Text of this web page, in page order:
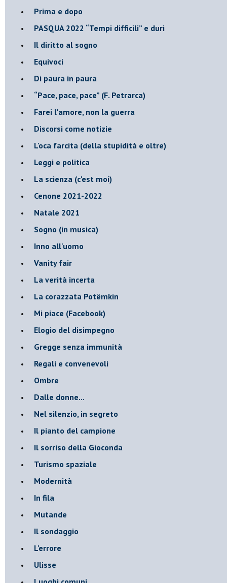
Prima e dopo
​PASQUA 2022 “Tempi difficili” e duri
Il diritto al sogno
Equivoci
Di paura in paura
​“Pace, pace, pace” (F. Petrarca)
Farei l'amore, non la guerra
Discorsi come notizie
L'oca farcita (della stupidità e oltre)
Leggi e politica
La scienza (c'est moi)
Cenone 2021-2022
Natale 2021
Sogno (in musica)
Inno all'uomo
Vanity fair
La verità incerta
La corazzata Potëmkin
Mi piace (Facebook)
Elogio del disimpegno
Gregge senza immunità
Regali e convenevoli
Ombre
Dalle donne...
Nel silenzio, in segreto
Il pianto del campione
Il sorriso della Gioconda
Turismo spaziale
Modernità
In fila
Mutande
Il sondaggio
L'errore
Ulisse